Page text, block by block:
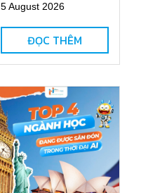
5 August 2026
ĐỌC THÊM